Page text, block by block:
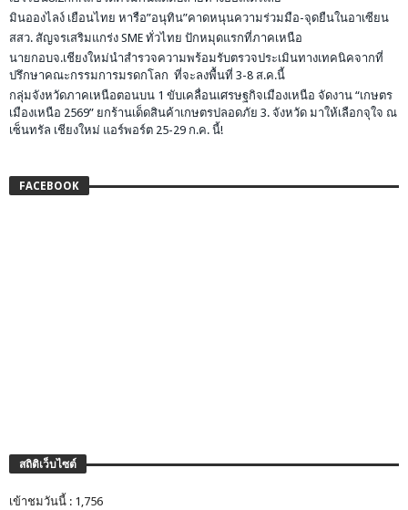
มินอองไลง์ เยือนไทย หารือ”อนุทิน”คาดหนุนความร่วมมือ-จุดยืนในอาเซียน
สสว. สัญจรเสริมแกร่ง SME ทั่วไทย ปักหมุดแรกที่ภาคเหนือ
นายกอบจ.เชียงใหม่นำสำรวจความพร้อมรับตรวจประเมินทางเทคนิคจากที่
ปรึกษาคณะกรรมการมรดกโลก ที่จะลงพื้นที่ 3-8 ส.ค.นี้
กลุ่มจังหวัดภาคเหนือตอนบน 1 ขับเคลื่อนเศรษฐกิจเมืองเหนือ จัดงาน “เกษตร
เมืองเหนือ 2569” ยกร้านเด็ดสินค้าเกษตรปลอดภัย 3. จังหวัด มาให้เลือกจุใจ ณ
เซ็นทรัล เชียงใหม่ แอร์พอร์ต 25-29 ก.ค. นี้!
FACEBOOK
สถิติเว็บไซต์
เข้าชมวันนี้ : 1,756